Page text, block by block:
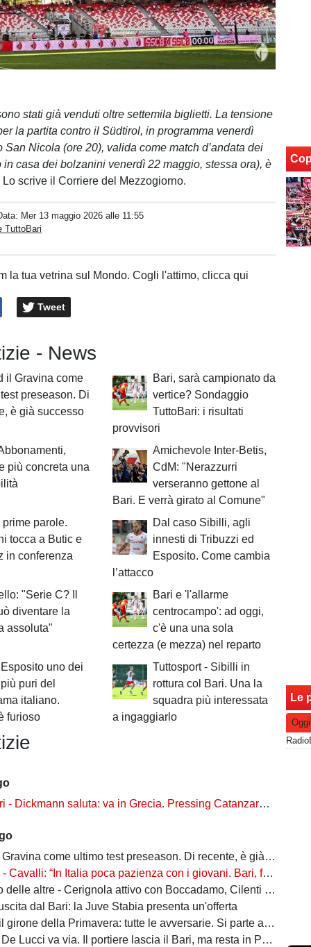
stati già venduti oltre settemila biglietti. La tensione
la partita contro il Südtirol, in programma venerdì
San Nicola (ore 20), valida come match d’andata dei
in casa dei bolzanini venerdì 22 maggio, stessa ora), è
Lo scrive il Corriere del Mezzogiorno.
Mer 13 maggio 2026 alle 11:55
TuttoBari
la tua vetrina sul Mondo. Cogli l'attimo, clicca qui
Tweet
- News
il Gravina come
preseason. Di
è già successo
Bari, sarà campionato da
vertice? Sondaggio
TuttoBari: i risultati
provvisori
più concreta una
Amichevole Inter-Betis,
CdM: "Nerazzurri
verseranno gettone al
Bari. E verrà girato al Comune"
parole.
tocca a Butic e
in conferenza
Dal caso Sibilli, agli
innesti di Tribuzzi ed
Esposito. Come cambia
l’attacco
"Serie C? Il
diventare la
assoluta"
Bari e 'l'allarme
centrocampo': ad oggi,
c'è una una sola
certezza (e mezza) nel reparto
uno dei
puri del
italiano.
furioso
Tuttosport - Sibilli in
rottura col Bari. Una la
squadra più interessata
a ingaggiarlo
saluta: va in Grecia. Pressing Catanzaro per Dorval, Vicari piace ad una pugliese
come ultimo test preseason. Di recente, è già successo due volte
“In Italia poca pazienza con i giovani. Bari, fai la cosa più bella: ti spiego come”
- Cerignola attivo con Boccadamo, Cilenti e Padula. Casertana su Antonio Ferrara. Della Morte piace al Foggia
dal Bari: la Juve Stabia presenta un'offerta
della Primavera: tutte le avversarie. Si parte a settembre
Lucci va via. Il portiere lascia il Bari, ma resta in Puglia
Le
Oggi